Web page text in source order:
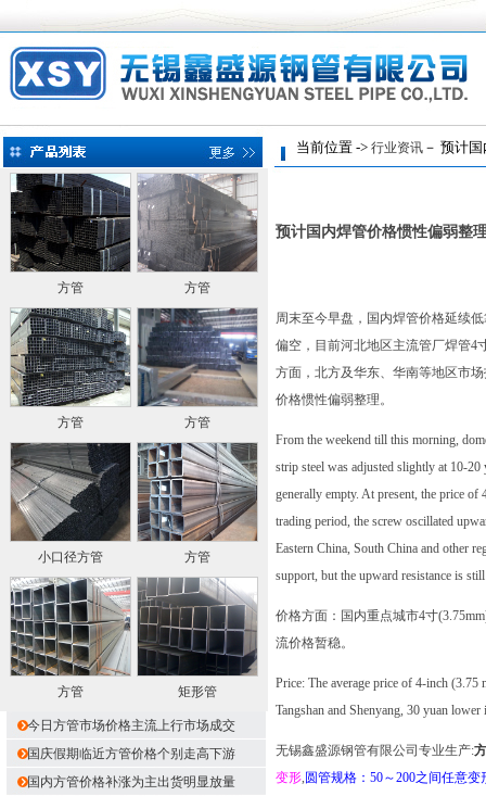
方管 方管
方管 方管
小口径方管 方管
方管 矩形管
今日方管市场价格主流上行市场成交
国庆假期临近方管价格个别走高下游
国内方管价格补涨为主出货明显放量
当前位置 -> 行业资讯 － 预计
预计国内焊管价格惯性偏弱整
周末至今早盘，国内焊管价格延续
偏空，目前河北地区主流管厂焊管4
方面，北方及华东、华南等地区市
价格惯性偏弱整理。
From the weekend till this morning,
strip steel was adjusted slightly at 10-
generally empty. At present, the price
trading period, the screw oscillated
Eastern China, South China and other
support, but the upward resistance is
价格方面：国内重点城市4寸
流价格暂稳。
Price: The average price of 4-inch
Tangshan and Shenyang, 30 yuan
无锡鑫盛源钢管有限公司专业生产:
变形, 圆管规格：50～200之间任意变